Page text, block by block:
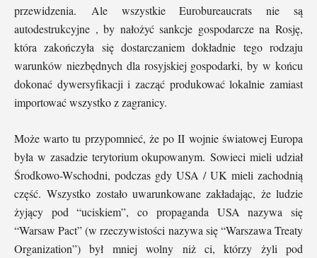
przewidzenia. Ale wszystkie Eurobureaucrats nie są
autodestrukcyjne , by nałożyć sankcje gospodarcze na Rosję,
która zakończyła się dostarczaniem dokładnie tego rodzaju
warunków niezbędnych dla rosyjskiej gospodarki, by w końcu
dokonać dywersyfikacji i zacząć produkować lokalnie zamiast
importować wszystko z zagranicy.
Może warto tu przypomnieć, że po II wojnie światowej Europa
była w zasadzie terytorium okupowanym. Sowieci mieli udział
Środkowo-Wschodni, podczas gdy USA / UK mieli zachodnią
część. Wszystko zostało uwarunkowane zakładając, że ludzie
żyjący pod “uciskiem”, co propaganda USA nazywa się
“Warsaw Pact” (w rzeczywistości nazywa się “Warszawa Treaty
Organization”) był mniej wolny niż ci, którzy żyli pod